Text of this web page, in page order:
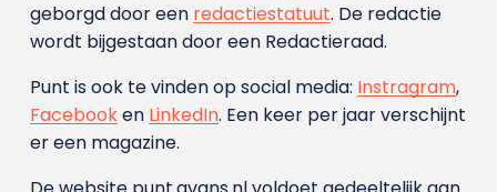
geborgd door een redactiestatuut. De redactie
wordt bijgestaan door een Redactieraad.
Punt is ook te vinden op social media: Instragram,
Facebooken LinkedIn. Een keer per jaar verschijnt
er een magazine.